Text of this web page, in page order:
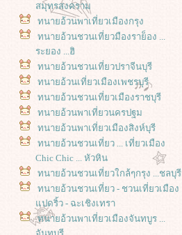
สมุทรสงคราม
ทนายอ้วนพาเที่ยวเมืองกรุง
ทนายอ้วนชวนเที่ยวมืองราย็อง ...
ระยอง ...ฮิ
ทนายอ้วนชวนเที่ยวปราจีนบุรี
ทนายอ้วนเที่ยวเมืองเพชรบุรี
ทนายอ้วนชวนเที่ยวเมืองราชบุรี
ทนายอ้วนพาเที่ยวนครปฐม
ทนายอ้วนพาเที่ยวเมืองสิงห์บุรี
ทนายอ้วนชวนเที่ยว ... เที่ยวเมือง
Chic Chic ... หัวหิน
ทนายอ้วนชวนเที่ยวใกล้ๆกรุง ...ชลบุรี
ทนายอ้วนชวนเที่ยว - ชวนเที่ยวเมือง
ปดริ้ว - ฉะเชิงเทรา
ทนายอ้วนพาเที่ยวเมืองจันทบูร ...